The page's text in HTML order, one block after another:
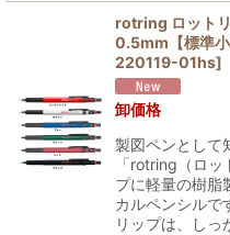
rotring ロット
0.5mm【標準小
220119-01hs]
卸価格
製図ペンとして
「rotring（ロ
プに軽量の樹脂
カルペンシルで
リップは、し